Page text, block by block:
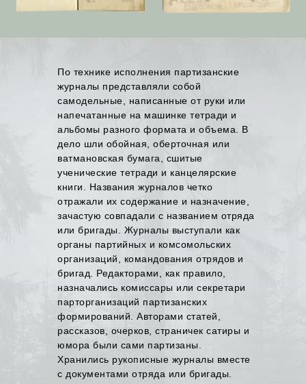
По технике исполнения партизанские
журналы представляли собой
самодельные, написанные от руки или
напечатанные на машинке тетради и
альбомы разного формата и объема. В
дело шли обойная, оберточная или
ватмановская бумага, сшитые
ученические тетради и канцелярские
книги. Названия журналов четко
отражали их содержание и назначение,
зачастую совпадали с названием отряда
или бригады. Журналы выступали как
органы партийных и комсомольских
организаций, командования отрядов и
бригад. Редакторами, как правило,
назначались комиссары или секретари
парторганизаций партизанских
формирований. Авторами статей,
рассказов, очерков, страничек сатиры и
юмора были сами партизаны.
Хранились рукописные журналы вместе
с документами отряда или бригады.